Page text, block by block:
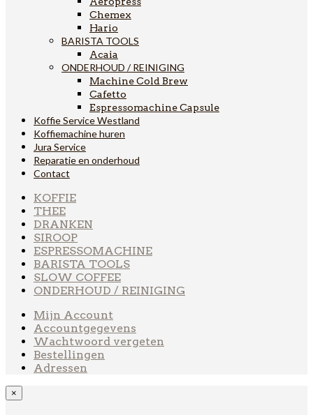
Chemex
Hario
BARISTA TOOLS
Acaia
ONDERHOUD / REINIGING
Machine Cold Brew
Cafetto
Espressomachine Capsule
Koffie Service Westland
Koffiemachine huren
Jura Service
Reparatie en onderhoud
Contact
KOFFIE
THEE
DRANKEN
SIROOP
ESPRESSOMACHINE
BARISTA TOOLS
SLOW COFFEE
ONDERHOUD / REINIGING
Mijn Account
Accountgegevens
Wachtwoord vergeten
Bestellingen
Adressen
×